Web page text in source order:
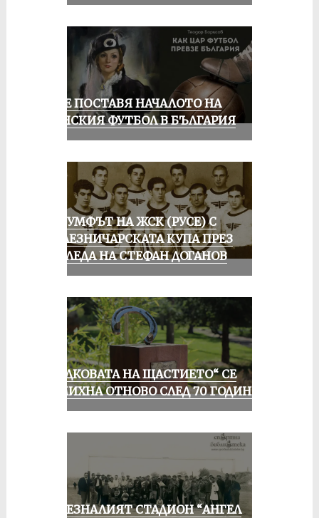
РУСЕ ПОСТАВЯ НАЧАЛОТО НА
ЖЕНСКИЯ ФУТБОЛ В БЪЛГАРИЯ
ТРИУМФЪТ НА ЖСК (РУСЕ) С
ЖЕЛЕЗНИЧАРСКАТА КУПА ПРЕЗ
ПОГЛЕДА НА СТЕФАН ДОГАНОВ
„ПОДКОВАТА НА ЩАСТИЕТО“ СЕ
УСМИХНА ОТНОВО СЛЕД 70 ГОДИНИ
ИЗЧЕЗНАЛИЯТ СТАДИОН “АНГЕЛ